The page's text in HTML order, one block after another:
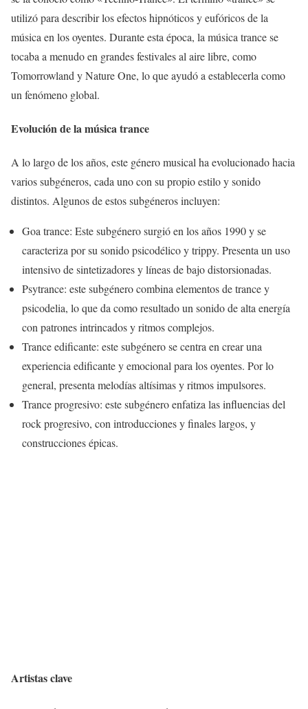
utilizó para describir los efectos hipnóticos y eufóricos de la
música en los oyentes. Durante esta época, la música trance se
tocaba a menudo en grandes festivales al aire libre, como
Tomorrowland y Nature One, lo que ayudó a establecerla como
un fenómeno global.
Evolución de la música trance
A lo largo de los años, este género musical ha evolucionado hacia
varios subgéneros, cada uno con su propio estilo y sonido
distintos. Algunos de estos subgéneros incluyen:
Goa trance: Este subgénero surgió en los años 1990 y se
caracteriza por su sonido psicodélico y trippy. Presenta un uso
intensivo de sintetizadores y líneas de bajo distorsionadas.
Psytrance: este subgénero combina elementos de trance y
psicodelia, lo que da como resultado un sonido de alta energía
con patrones intrincados y ritmos complejos.
Trance edificante: este subgénero se centra en crear una
experiencia edificante y emocional para los oyentes. Por lo
general, presenta melodías altísimas y ritmos impulsores.
Trance progresivo: este subgénero enfatiza las influencias del
rock progresivo, con introducciones y finales largos, y
construcciones épicas.
Artistas clave